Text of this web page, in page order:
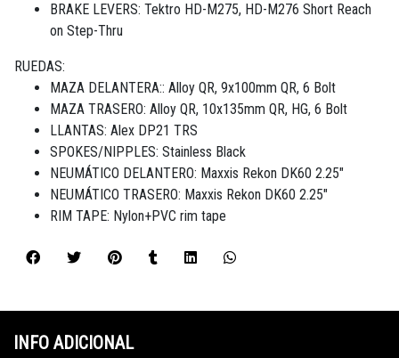
BRAKE LEVERS: Tektro HD-M275, HD-M276 Short Reach
on Step-Thru
RUEDAS:
MAZA DELANTERA:: Alloy QR, 9x100mm QR, 6 Bolt
MAZA TRASERO: Alloy QR, 10x135mm QR, HG, 6 Bolt
LLANTAS: Alex DP21 TRS
SPOKES/NIPPLES: Stainless Black
NEUMÁTICO DELANTERO: Maxxis Rekon DK60 2.25"
NEUMÁTICO TRASERO: Maxxis Rekon DK60 2.25"
RIM TAPE: Nylon+PVC rim tape
INFO ADICIONAL